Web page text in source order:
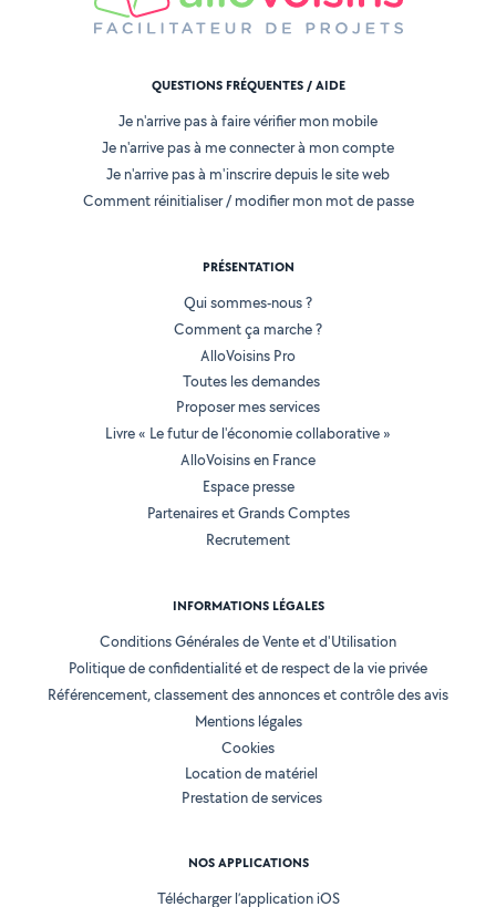
QUESTIONS FRÉQUENTES / AIDE
Je n'arrive pas à faire vérifier mon mobile
Je n'arrive pas à me connecter à mon compte
Je n'arrive pas à m'inscrire depuis le site web
Comment réinitialiser / modifier mon mot de passe
PRÉSENTATION
Qui sommes-nous ?
Comment ça marche ?
AlloVoisins Pro
Toutes les demandes
Proposer mes services
Livre « Le futur de l'économie collaborative »
AlloVoisins en France
Espace presse
Partenaires et Grands Comptes
Recrutement
INFORMATIONS LÉGALES
Conditions Générales de Vente et d'Utilisation
Politique de confidentialité et de respect de la vie privée
Référencement, classement des annonces et contrôle des avis
Mentions légales
Cookies
Location de matériel
Prestation de services
NOS APPLICATIONS
Télécharger l’application iOS